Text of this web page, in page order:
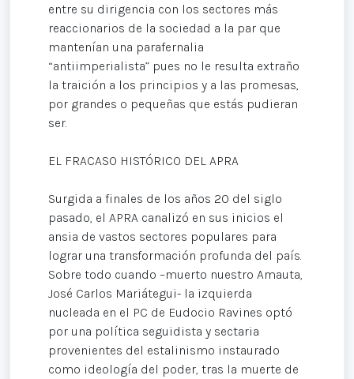
entre su dirigencia con los sectores más
reaccionarios de la sociedad a la par que
mantenían una parafernalia
“antiimperialista” pues no le resulta extraño
la traición a los principios y a las promesas,
por grandes o pequeñas que estás pudieran
ser.
EL FRACASO HISTÓRICO DEL APRA
Surgida a finales de los años 20 del siglo
pasado, el APRA canalizó en sus inicios el
ansia de vastos sectores populares para
lograr una transformación profunda del país.
Sobre todo cuando –muerto nuestro Amauta,
José Carlos Mariátegui- la izquierda
nucleada en el PC de Eudocio Ravines optó
por una política seguidista y sectaria
provenientes del estalinismo instaurado
como ideología del poder, tras la muerte de